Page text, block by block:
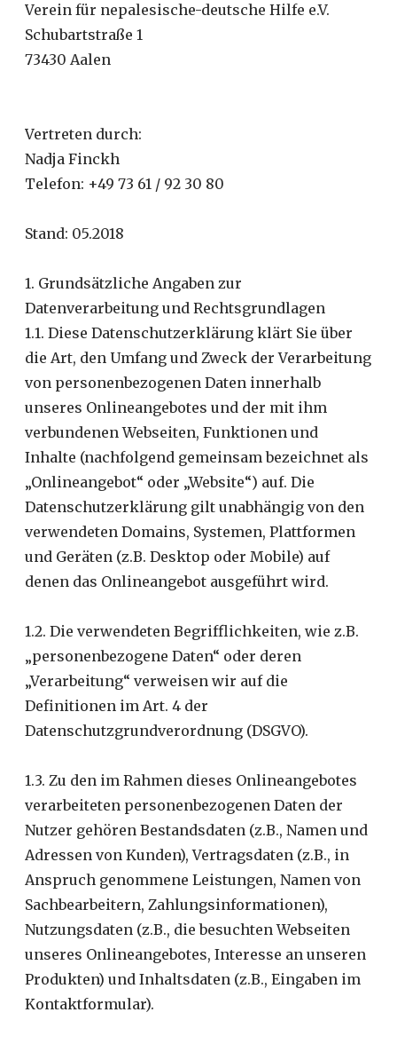
Verein für nepalesische-deutsche Hilfe e.V.
Schubartstraße 1
73430 Aalen
Vertreten durch:
Nadja Finckh
Telefon: +49 73 61 / 92 30 80
Stand: 05.2018
1. Grundsätzliche Angaben zur
Datenverarbeitung und Rechtsgrundlagen
1.1. Diese Datenschutzerklärung klärt Sie über
die Art, den Umfang und Zweck der Verarbeitung
von personenbezogenen Daten innerhalb
unseres Onlineangebotes und der mit ihm
verbundenen Webseiten, Funktionen und
Inhalte (nachfolgend gemeinsam bezeichnet als
„Onlineangebot“ oder „Website“) auf. Die
Datenschutzerklärung gilt unabhängig von den
verwendeten Domains, Systemen, Plattformen
und Geräten (z.B. Desktop oder Mobile) auf
denen das Onlineangebot ausgeführt wird.
1.2. Die verwendeten Begrifflichkeiten, wie z.B.
„personenbezogene Daten“ oder deren
„Verarbeitung“ verweisen wir auf die
Definitionen im Art. 4 der
Datenschutzgrundverordnung (DSGVO).
1.3. Zu den im Rahmen dieses Onlineangebotes
verarbeiteten personenbezogenen Daten der
Nutzer gehören Bestandsdaten (z.B., Namen und
Adressen von Kunden), Vertragsdaten (z.B., in
Anspruch genommene Leistungen, Namen von
Sachbearbeitern, Zahlungsinformationen),
Nutzungsdaten (z.B., die besuchten Webseiten
unseres Onlineangebotes, Interesse an unseren
Produkten) und Inhaltsdaten (z.B., Eingaben im
Kontaktformular).